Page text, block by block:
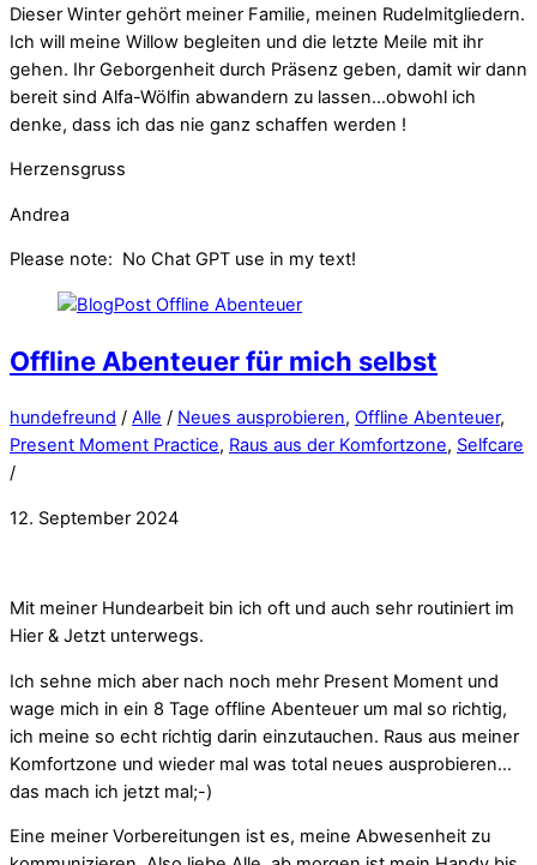
Dieser Winter gehört meiner Familie, meinen Rudelmitgliedern.
Ich will meine Willow begleiten und die letzte Meile mit ihr
gehen. Ihr Geborgenheit durch Präsenz geben, damit wir dann
bereit sind Alfa-Wölfin abwandern zu lassen…obwohl ich
denke, dass ich das nie ganz schaffen werden !
Herzensgruss
Andrea
Please note: No Chat GPT use in my text!
Offline Abenteuer für mich selbst
hundefreund / Alle / Neues ausprobieren, Offline Abenteuer,
Present Moment Practice, Raus aus der Komfortzone, Selfcare
/
12. September 2024
Mit meiner Hundearbeit bin ich oft und auch sehr routiniert im
Hier & Jetzt unterwegs.
Ich sehne mich aber nach noch mehr Present Moment und
wage mich in ein 8 Tage offline Abenteuer um mal so richtig,
ich meine so echt richtig darin einzutauchen. Raus aus meiner
Komfortzone und wieder mal was total neues ausprobieren…
das mach ich jetzt mal;-)
Eine meiner Vorbereitungen ist es, meine Abwesenheit zu